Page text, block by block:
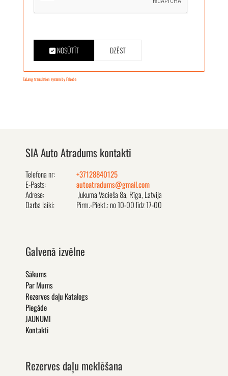
NOSŪTĪT DZĒST
FaLang translation system by Faboba
SIA Auto Atradums kontakti
Telefona nr:
+37128840125
E-Pasts:
autoatradums@gmail.com
Adrese:
Jukuma Vacieša 8a, Rīga, Latvija
Darba laiki:
Pirm.-Piekt.: no 10-00 līdz 17-00
Galvenā izvēlne
Sākums
Par Mums
Rezerves daļu Katalogs
Piegāde
JAUNUMI
Kontakti
Rezerves daļu meklēšana